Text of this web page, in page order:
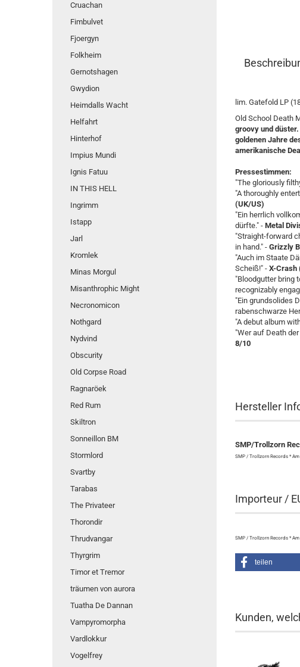
lim. Gatefold LP
Old School Death
groovy und
goldenen Jahre
amerikanische
Pressestimmen:
"The gloriously
"A thoroughly
(UK/US)
"Ein herrlich
dürfte." - Metal
"Straight-forward
in hand." -Grizzly
"Auch im Staate
Scheiß!" - X-Crash
"Bloodgutter bring
recognizably
"Ein grundsolides
rabenschwarze
"A debut album
"Wer auf Death
8/10
Hersteller
SMP/Trollzorn
SMP / Trollzorn Records *
Importeur /
SMP / Trollzorn Records *
teilen
Kunden,
Cruachan
Fimbulvet
Fjoergyn
Folkheim
Gernotshagen
Gwydion
Heimdalls Wacht
Helfahrt
Hinterhof
Impius Mundi
Ignis Fatuu
IN THIS HELL
Ingrimm
Istapp
Jarl
Kromlek
Minas Morgul
Misanthrophic Might
Necronomicon
Nothgard
Nydvind
Obscurity
Old Corpse Road
Ragnaröek
Red Rum
Skiltron
Sonneillon BM
Stormlord
Svartby
Tarabas
The Privateer
Thorondir
Thrudvangar
Thyrgrim
Timor et Tremor
träumen von aurora
Tuatha De Dannan
Vampyromorpha
Vardlokkur
Vogelfrey